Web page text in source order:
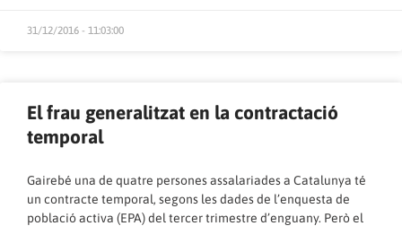
31/12/2016 - 11:03:00
El frau generalitzat en la contractació
temporal
Gairebé una de quatre persones assalariades a Catalunya té
un contracte temporal, segons les dades de l’enquesta de
població activa (EPA) del tercer trimestre d’enguany. Però el